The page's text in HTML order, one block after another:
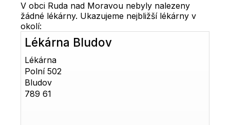
V obci Ruda nad Moravou nebyly nalezeny
žádné lékárny. Ukazujeme nejbližší lékárny v
okolí:
Lékárna Bludov
Lékárna
Polní 502
Bludov
789 61